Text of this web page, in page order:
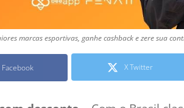
marcas esportivas, ganhe cashback e zere sua
Facebook X Twitter